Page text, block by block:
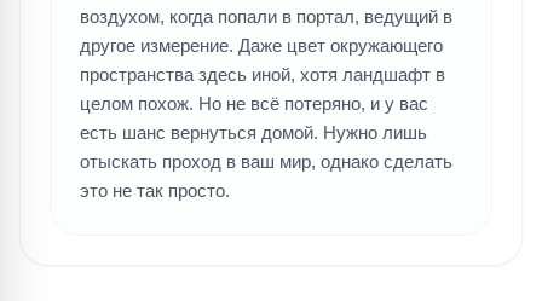
воздухом, когда попали в портал, ведущий в
другое измерение. Даже цвет окружающего
пространства здесь иной, хотя ландшафт в
целом похож. Но не всё потеряно, и у вас
есть шанс вернуться домой. Нужно лишь
отыскать проход в ваш мир, однако сделать
это не так просто.